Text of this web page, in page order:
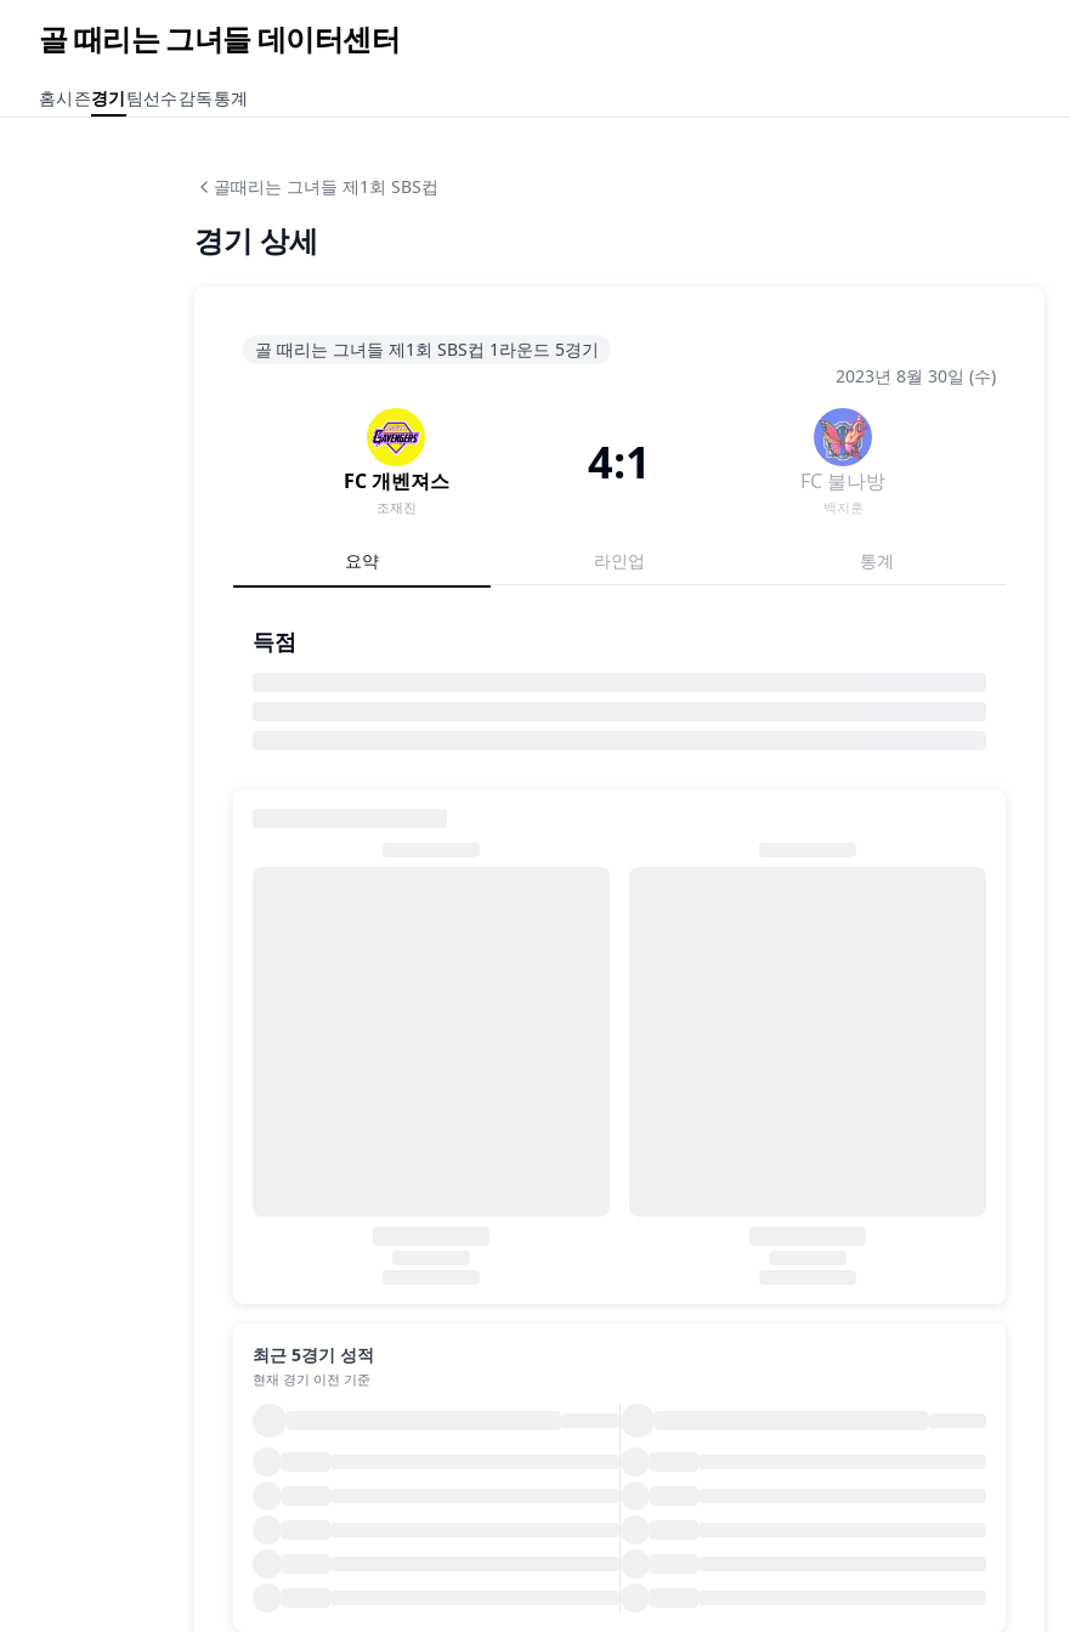
골 때리는 그녀들 데이터센터
홈시즌경기팀선수감독통계
골때리는 그녀들 제1회 SBS컵
경기 상세
골 때리는 그녀들 제1회 SBS컵 1라운드 5경기
2023년 8월 30일 (수)
FC 개벤져스
조재진
4:1 FC 불나방
백지훈
요약 라인업 통계
득점
최근 5경기 성적
현재 경기 이전 기준